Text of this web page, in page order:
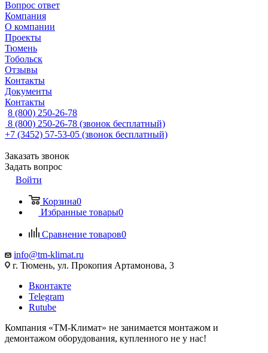
Вопрос ответ
Компания
О компании
Проекты
Тюмень
Тобольск
Отзывы
Контакты
Документы
Контакты
8 (800) 250-26-78
8 (800) 250-26-78 (звонок бесплатный)
+7 (3452) 57-53-05 (звонок бесплатный)
Заказать звонок
Задать вопрос
Войти
Корзина0
Избранные товары0
Сравнение товаров0
info@tm-klimat.ru
г. Тюмень, ул. Прокопия Артамонова, 3
Вконтакте
Telegram
Rutube
Компания «ТМ-Климат» не занимается монтажом и
демонтажом оборудования, купленного не у нас!